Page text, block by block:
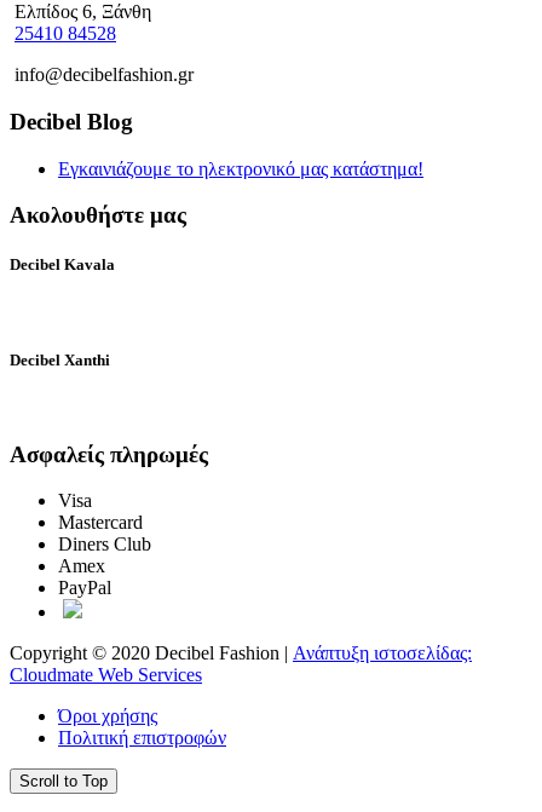
Ελπίδος 6, Ξάνθη
25410 84528
info@decibelfashion.gr
Decibel Blog
Εγκαινιάζουμε το ηλεκτρονικό μας κατάστημα!
Ακολουθήστε μας
Decibel Kavala
Decibel Xanthi
Ασφαλείς πληρωμές
Visa
Mastercard
Diners Club
Amex
PayPal
Copyright © 2020 Decibel Fashion | Ανάπτυξη ιστοσελίδας:
Cloudmate Web Services
Όροι χρήσης
Πολιτική επιστροφών
Scroll to Top